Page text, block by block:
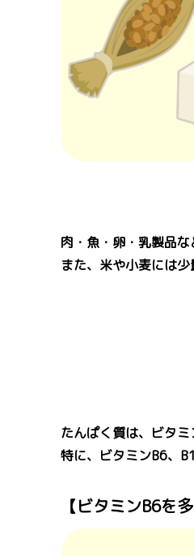
肉・魚・卵・乳製品
また、米や小麦には
たんぱく質は、ビタ
特に、ビタミンB6、
【ビタミンB6を